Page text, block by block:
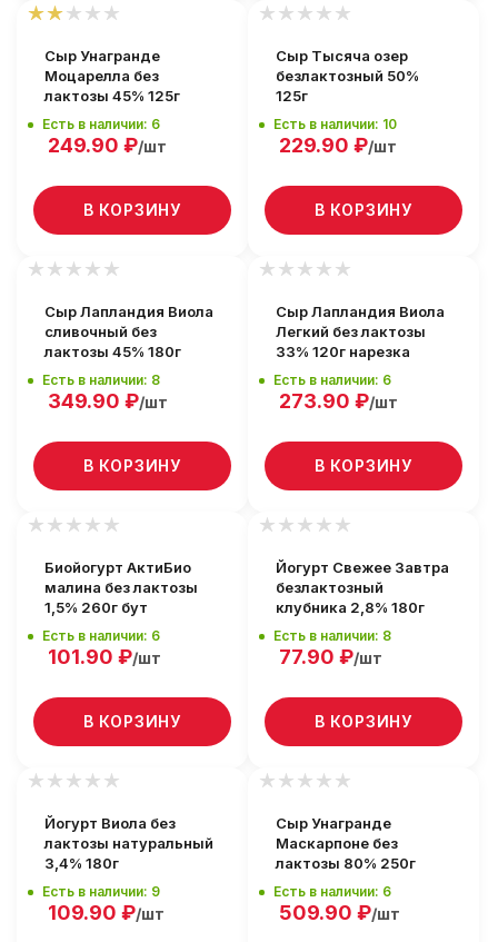
Сыр Унагранде
Моцарелла без
лактозы 45% 125г
Есть в наличии: 6
249.90 ₽/шт
В КОРЗИНУ
Сыр Тысяча озер
безлактозный 50%
125г
Есть в наличии: 10
229.90 ₽/шт
В КОРЗИНУ
Сыр Лапландия Виола
сливочный без
лактозы 45% 180г
Есть в наличии: 8
349.90 ₽/шт
В КОРЗИНУ
Сыр Лапландия Виола
Легкий без лактозы
33% 120г нарезка
Есть в наличии: 6
273.90 ₽/шт
В КОРЗИНУ
Биойогурт АктиБио
малина без лактозы
1,5% 260г бут
Есть в наличии: 6
101.90 ₽/шт
В КОРЗИНУ
Йогурт Свежее Завтра
безлактозный
клубника 2,8% 180г
Есть в наличии: 8
77.90 ₽/шт
В КОРЗИНУ
Йогурт Виола без
лактозы натуральный
3,4% 180г
Есть в наличии: 9
109.90 ₽/шт
Сыр Унагранде
Маскарпоне без
лактозы 80% 250г
Есть в наличии: 6
509.90 ₽/шт